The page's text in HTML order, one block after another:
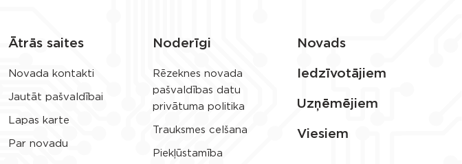
Ātrās saites
Novada kontakti
Jautāt pašvaldībai
Lapas karte
Par novadu
Noderīgi
Rēzeknes novada
pašvaldības datu
privātuma politika
Trauksmes celšana
Piekļūstamība
Novads
Iedzīvotājiem
Uzņēmējiem
Viesiem